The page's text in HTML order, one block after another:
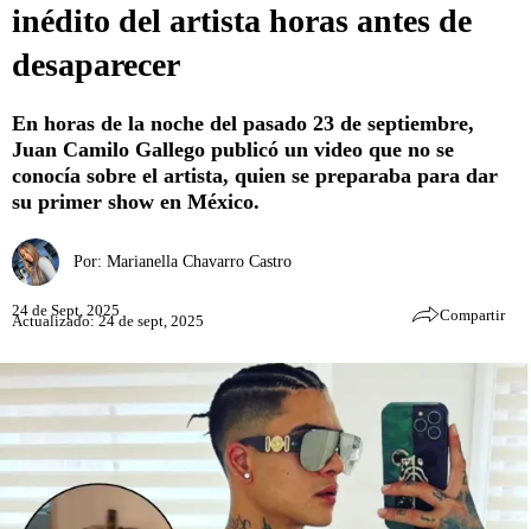
inédito del artista horas antes de
desaparecer
En horas de la noche del pasado 23 de septiembre,
Juan Camilo Gallego publicó un video que no se
conocía sobre el artista, quien se preparaba para dar
su primer show en México.
Por: Marianella Chavarro Castro
24 de Sept, 2025
Actualizado: 24 de sept, 2025 Compartir